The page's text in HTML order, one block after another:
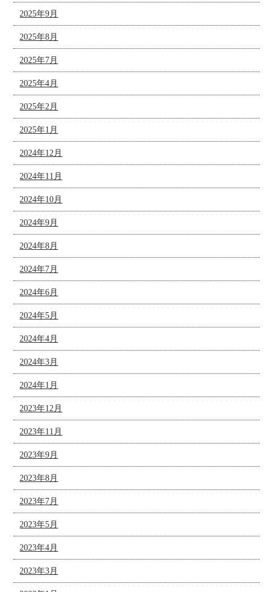
2025年9月
2025年8月
2025年7月
2025年4月
2025年2月
2025年1月
2024年12月
2024年11月
2024年10月
2024年9月
2024年8月
2024年7月
2024年6月
2024年5月
2024年4月
2024年3月
2024年1月
2023年12月
2023年11月
2023年9月
2023年8月
2023年7月
2023年5月
2023年4月
2023年3月